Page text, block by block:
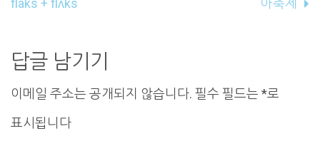
게
이
션
fläks + flʌks
아축제
답글 남기기
이메일 주소는 공개되지 않습니다. 필수 필드는 *로
표시됩니다